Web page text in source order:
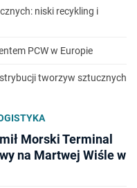
niski recykling i
PCW w Europie
tworzyw sztucznych
Morski Terminal
na Martwej Wiśle w